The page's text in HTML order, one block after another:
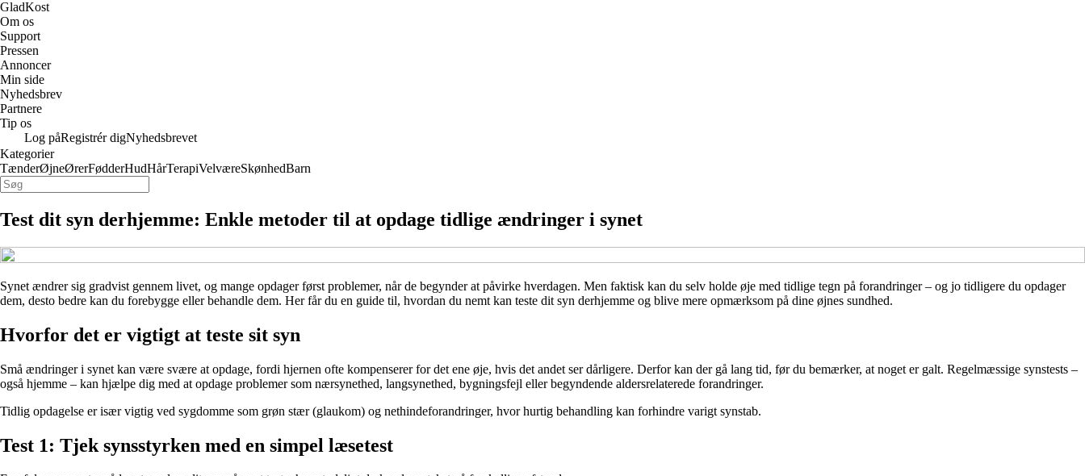
GladKost
Om os
Support
Pressen
Annoncer
Min side
Nyhedsbrev
Partnere
Tip os
Log påRegistrér digNyhedsbrevet
Kategorier
TænderØjneØrerFødderHudHårTerapiVelværeSkønhedBarn
Test dit syn derhjemme: Enkle metoder til at opdage tidlige ændringer i synet
Synet ændrer sig gradvist gennem livet, og mange opdager først problemer, når de begynder at påvirke hverdagen. Men faktisk kan du selv holde øje med tidlige tegn på forandringer – og jo tidligere du opdager
dem, desto bedre kan du forebygge eller behandle dem. Her får du en guide til, hvordan du nemt kan teste dit syn derhjemme og blive mere opmærksom på dine øjnes sundhed.
Hvorfor det er vigtigt at teste sit syn
Små ændringer i synet kan være svære at opdage, fordi hjernen ofte kompenserer for det ene øje, hvis det andet ser dårligere. Derfor kan der gå lang tid, før du bemærker, at noget er galt. Regelmæssige synstests –
også hjemme – kan hjælpe dig med at opdage problemer som nærsynethed, langsynethed, bygningsfejl eller begyndende aldersrelaterede forandringer.
Tidlig opdagelse er især vigtig ved sygdomme som grøn stær (glaukom) og nethindeforandringer, hvor hurtig behandling kan forhindre varigt synstab.
Test 1: Tjek synsstyrken med en simpel læsetest